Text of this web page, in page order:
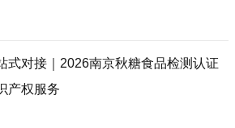
式对接｜2026南京秋糖食品检测认证
产权服务